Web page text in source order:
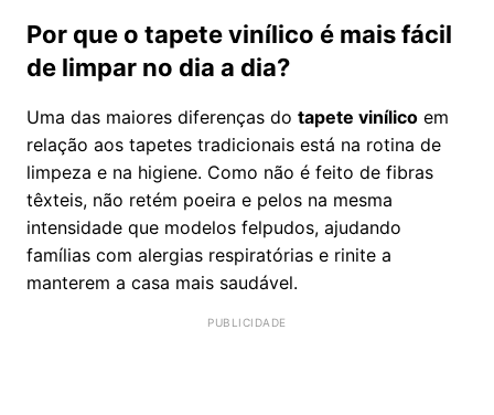
Por que o tapete vinílico é mais fácil
de limpar no dia a dia?
Uma das maiores diferenças do tapete vinílico em
relação aos tapetes tradicionais está na rotina de
limpeza e na higiene. Como não é feito de fibras
têxteis, não retém poeira e pelos na mesma
intensidade que modelos felpudos, ajudando
famílias com alergias respiratórias e rinite a
manterem a casa mais saudável.